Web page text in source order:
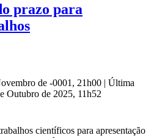
prazo para
de -0001, 21h00 | Última
Outubro de 2025, 11h52
científicos para apresentação